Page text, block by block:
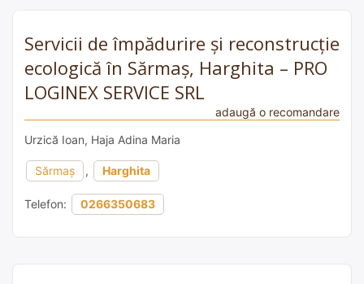
Servicii de împădurire și reconstrucție
ecologică în Sărmaș, Harghita – PRO
LOGINEX SERVICE SRL
adaugă o recomandare
Urzică Ioan, Haja Adina Maria
Sărmaș , Harghita
Telefon: 0266350683